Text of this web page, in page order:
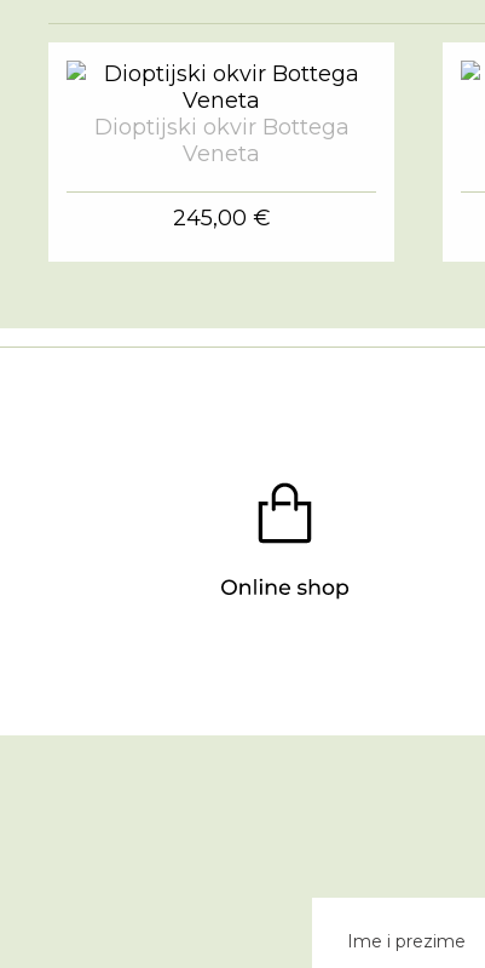
Dioptijski okvir Bottega
Veneta
245,00 €